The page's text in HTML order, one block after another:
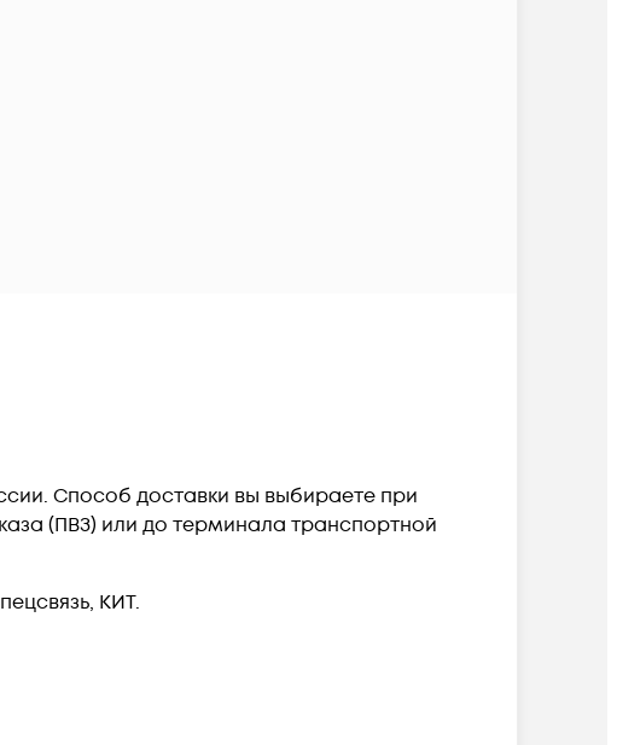
Способ доставки вы выбираете при
(ПВЗ) или до терминала транспортной
КИТ.